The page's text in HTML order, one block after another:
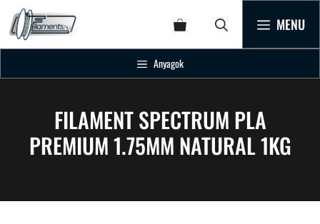
MENU
Anyagok
FILAMENT SPECTRUM PLA
PREMIUM 1.75MM NATURAL 1KG